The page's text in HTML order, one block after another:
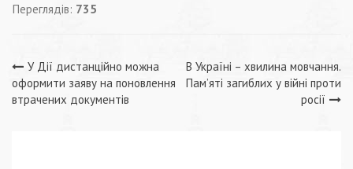
Переглядів: 735
Навігація
записів
У Дії дистанційно можна
оформити заяву на поновлення
втрачених документів
В Україні – хвилина мовчання.
Пам’яті загиблих у війні проти
росії